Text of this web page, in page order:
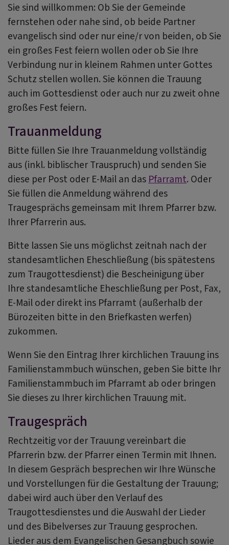
Sie sind willkommen: Ob Sie der Gemeinde
fernstehen oder nahe sind, ob beide Partner
evangelisch sind oder nur eine/r von beiden, ob Sie
ein großes Fest feiern wollen oder ob Sie Ihre
Verbindung nur in kleinem Rahmen unter Gottes
Schutz stellen wollen. Sie können die Trauung
auch im Gottesdienst oder auch nur zu zweit ohne
großes Fest feiern.
Trauanmeldung
Bitte füllen Sie Ihre Trauanmeldung vollständig
aus (inkl. biblischer Trauspruch) und senden Sie
diese per Post oder E-Mail an das Pfarramt. Oder
Sie füllen die Anmeldung während des
Traugesprächs gemeinsam mit Ihrem Pfarrer bzw.
Ihrer Pfarrerin aus.
Bitte lassen Sie uns möglichst zeitnah nach der
standesamtlichen Eheschließung (bis spätestens
zum Traugottesdienst) die Bescheinigung über
Ihre standesamtliche Eheschließung per Post, Fax,
E-Mail oder direkt ins Pfarramt (außerhalb der
Bürozeiten bitte in den Briefkasten werfen)
zukommen.
Wenn Sie den Eintrag Ihrer kirchlichen Trauung ins
Familienstammbuch wünschen, geben Sie bitte Ihr
Familienstammbuch im Pfarramt ab oder bringen
Sie dieses zu Ihrer kirchlichen Trauung mit.
Traugespräch
Rechtzeitig vor der Trauung vereinbart die
Pfarrerin bzw. der Pfarrer einen Termin mit Ihnen.
In diesem Gespräch besprechen wir Ihre Wünsche
und Vorstellungen für die Gestaltung der Trauung;
dabei wird auch über den Verlauf des
Traugottesdienstes und die Auswahl der Lieder
und des Bibelverses zur Trauung gesprochen.
Lieder aus dem Evangelischen Gesangbuch sowie